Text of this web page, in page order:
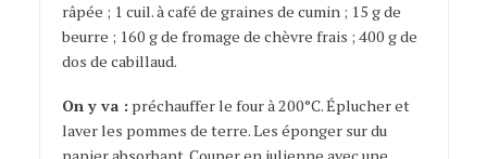
râpée ; 1 cuil. à café de graines de cumin ; 15 g de
beurre ; 160 g de fromage de chèvre frais ; 400 g de
dos de cabillaud.
On y va : préchauffer le four à 200°C. Éplucher et
laver les pommes de terre. Les éponger sur du